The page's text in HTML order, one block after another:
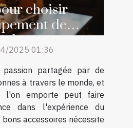
choisir
de
2025 01:36
partagée par de
à travers le monde, et
l'on emporte peut faire
dans l'expérience du
accessoires nécessite